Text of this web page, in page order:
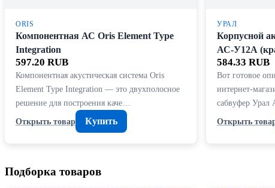
ORIS
Компонентная АС Oris Element Type
Integration
597.20 RUB
Компонентная акустическая система Oris
Element Type Integration — это двухполосное
решение для построения каче…
Открыть товар
Купить
УРАЛ
Корпусной
АС-У12А
584.33 RUB
Вот готовое
интернет-
сабвуфер
Открыть
Подборка товаров